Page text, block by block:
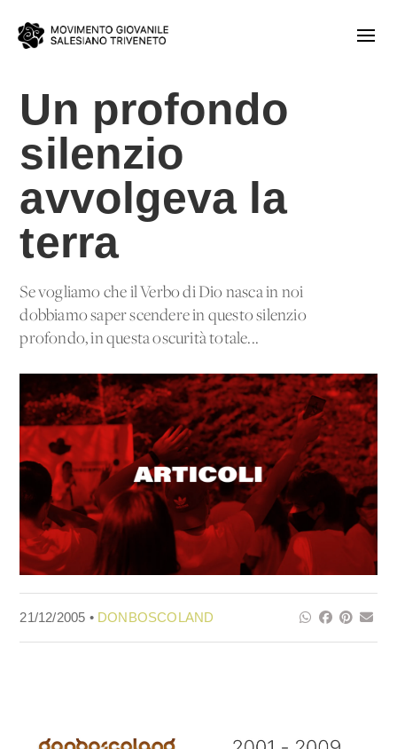
Un profondo
silenzio
avvolgeva la
terra
Se vogliamo che il Verbo di Dio nasca in noi
dobbiamo saper scendere in questo silenzio
profondo, in questa oscurità totale...
21/12/2005 • DONBOSCOLAND